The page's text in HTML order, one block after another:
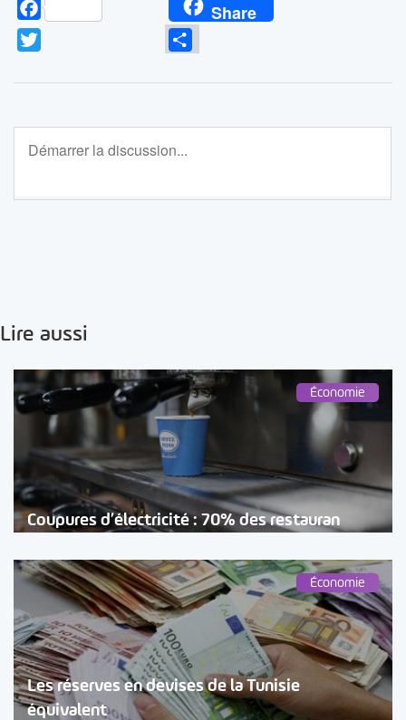
Share
Partager
Lire aussi
Économie
Coupures d’électricité : 70% des restauran
Économie
Les réserves en devises de la Tunisie
équivalent